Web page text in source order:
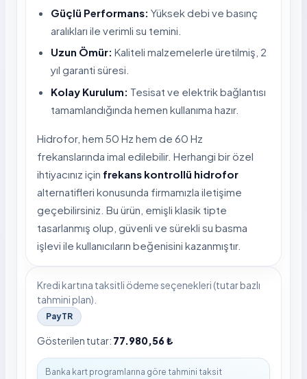
Güçlü Performans: Yüksek debi ve basınç
aralıkları ile verimli su temini.
Uzun Ömür: Kaliteli malzemelerle üretilmiş, 2
yıl garanti süresi.
Kolay Kurulum: Tesisat ve elektrik bağlantısı
tamamlandığında hemen kullanıma hazır.
Hidrofor, hem 50 Hz hem de 60 Hz
frekanslarında imal edilebilir. Herhangi bir özel
ihtiyacınız için frekans kontrollü hidrofor
alternatifleri konusunda firmamızla iletişime
geçebilirsiniz. Bu ürün, emişli klasik tipte
tasarlanmış olup, güvenli ve sürekli su basma
işlevi ile kullanıcıların beğenisini kazanmıştır.
Kredi kartına taksitli ödeme seçenekleri (tutar bazlı
tahmini plan).
PayTR
Gösterilen tutar: 77.980,56 ₺